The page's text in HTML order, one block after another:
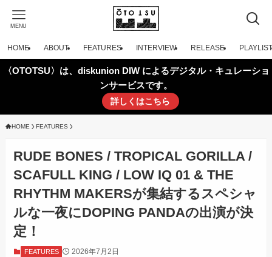
MENU
HOME ABOUT FEATURES INTERVIEW RELEASE PLAYLIST
〈OTOTSU〉は、diskunion DIW によるデジタル・キュレーショ
ンサービスです。
詳しくはこちら
HOME FEATURES
RUDE BONES / TROPICAL GORILLA /
SCAFULL KING / LOW IQ 01 & THE
RHYTHM MAKERSが集結するスペシャ
ルな一夜にDOPING PANDAの出演が決
定！
FEATURES 2026年7月2日